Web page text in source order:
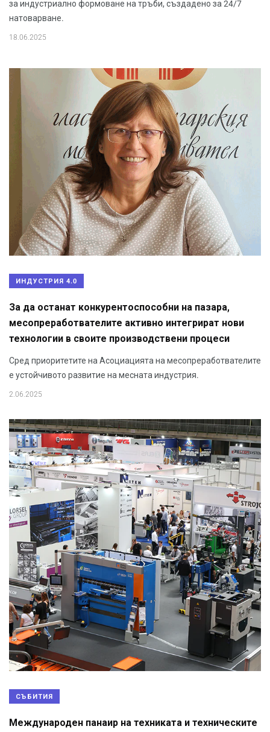
за индустриално формоване на тръби, създадено за 24/7
натоварване.
18.06.2025
ИНДУСТРИЯ 4.0
За да останат конкурентоспособни на пазара,
месопреработвателите активно интегрират нови
технологии в своите производствени процеси
Сред приоритетите на Асоциацията на месопреработвателите
е устойчивото развитие на месната индустрия.
2.06.2025
СЪБИТИЯ
Международен панаир на техниката и техническите